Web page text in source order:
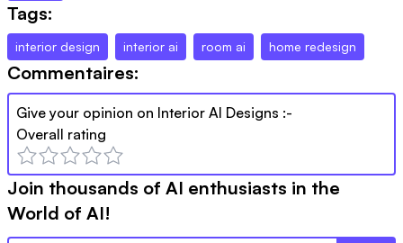
Tags:
interior design interior ai room ai home redesign
Commentaires:
Give your opinion on Interior AI Designs :-
Overall rating
Join thousands of AI enthusiasts in the
World of AI!